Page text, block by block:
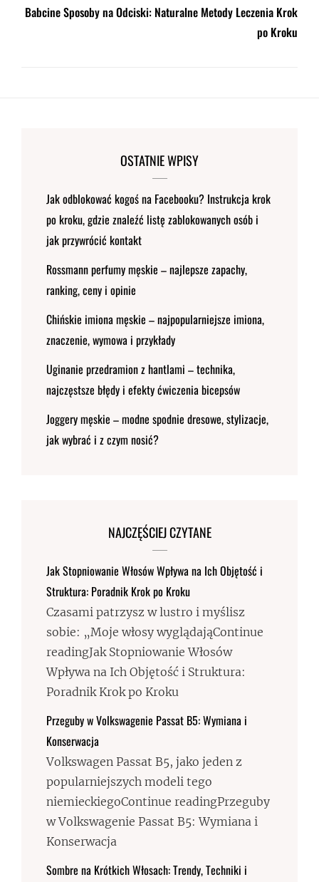
Babcine Sposoby na Odciski: Naturalne Metody Leczenia Krok
po Kroku
OSTATNIE WPISY
Jak odblokować kogoś na Facebooku? Instrukcja krok
po kroku, gdzie znaleźć listę zablokowanych osób i
jak przywrócić kontakt
Rossmann perfumy męskie – najlepsze zapachy,
ranking, ceny i opinie
Chińskie imiona męskie – najpopularniejsze imiona,
znaczenie, wymowa i przykłady
Uginanie przedramion z hantlami – technika,
najczęstsze błędy i efekty ćwiczenia bicepsów
Joggery męskie – modne spodnie dresowe, stylizacje,
jak wybrać i z czym nosić?
NAJCZĘŚCIEJ CZYTANE
Jak Stopniowanie Włosów Wpływa na Ich Objętość i
Struktura: Poradnik Krok po Kroku
Czasami patrzysz w lustro i myślisz
sobie: „Moje włosy wyglądająContinue
readingJak Stopniowanie Włosów
Wpływa na Ich Objętość i Struktura:
Poradnik Krok po Kroku
Przeguby w Volkswagenie Passat B5: Wymiana i
Konserwacja
Volkswagen Passat B5, jako jeden z
popularniejszych modeli tego
niemieckiegoContinue readingPrzeguby
w Volkswagenie Passat B5: Wymiana i
Konserwacja
Sombre na Krótkich Włosach: Trendy, Techniki i